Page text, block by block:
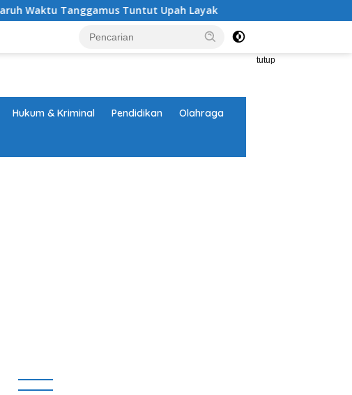
Tanggamus Tuntut Upah Layak Aksi Nyata DPD MAI
tutup
Hukum & Kriminal Pendidikan Olahraga